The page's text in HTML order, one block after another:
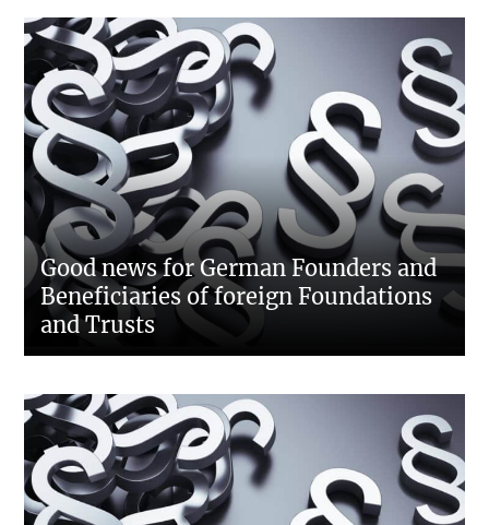
Good news for German Founders and
Beneficiaries of foreign Foundations
and Trusts